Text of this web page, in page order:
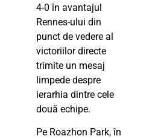
4-0 în avantajul
Rennes-ului din
punct de vedere al
victoriilor directe
trimite un mesaj
limpede despre
ierarhia dintre cele
două echipe.
Pe Roazhon Park, în